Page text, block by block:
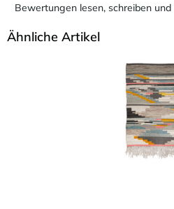
Bewertungen lesen, schreiben und
Ähnliche Artikel